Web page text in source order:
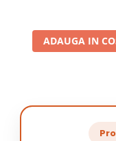
ADAUGA IN